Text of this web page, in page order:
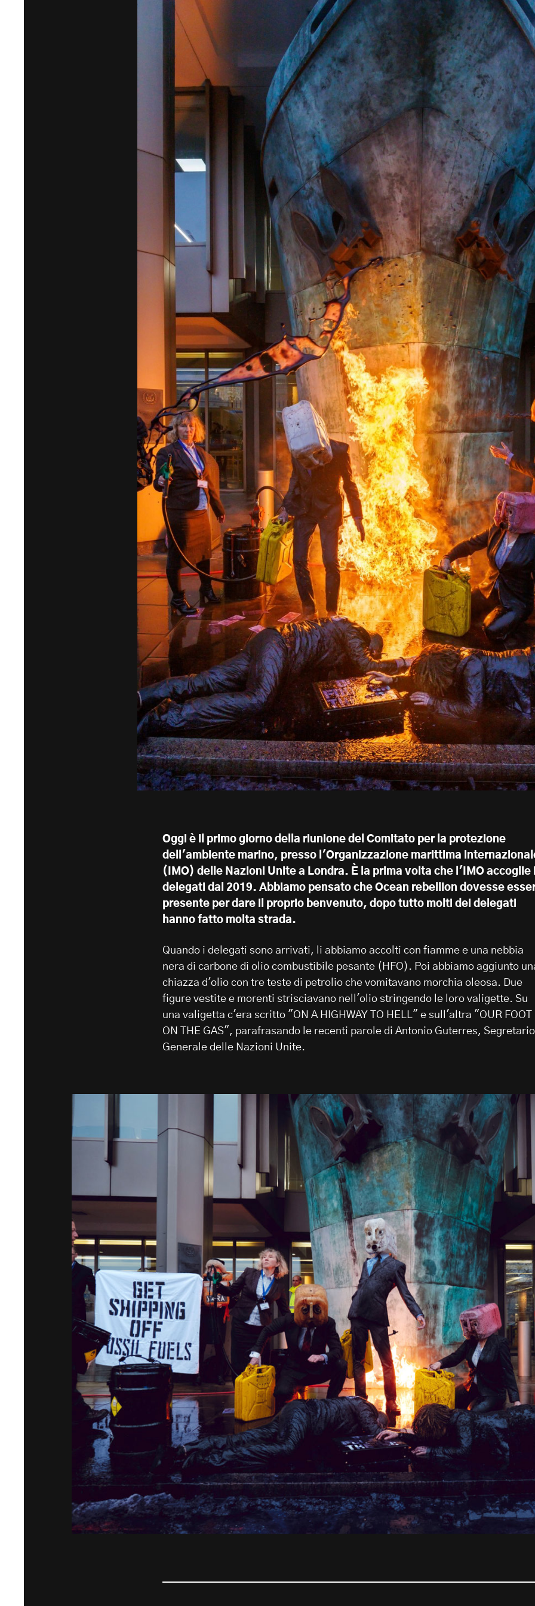
Oggi è il primo giorno della riunione del Comitato per la protezione
dell'ambiente marino, presso l'Organizzazione marittima
(IMO) delle Nazioni Unite a Londra. È la prima volta che l'IMO accoglie i
delegati dal 2019. Abbiamo pensato che Ocean rebellion dovesse
presente per dare il proprio benvenuto, dopo tutto molti dei delegati
hanno fatto molta strada.
Quando i delegati sono arrivati, li abbiamo accolti con fiamme e una nebbia
nera di carbone di olio combustibile pesante (HFO). Poi abbiamo aggiunto
chiazza d'olio con tre teste di petrolio che vomitavano morchia oleosa. Due
figure vestite e morenti strisciavano nell'olio stringendo le loro valigette. Su
una valigetta c'era scritto "ON A HIGHWAY TO HELL" e sull'altra "OUR FOOT
ON THE GAS", parafrasando le recenti parole di Antonio Guterres, Segretario
Generale delle Nazioni Unite.